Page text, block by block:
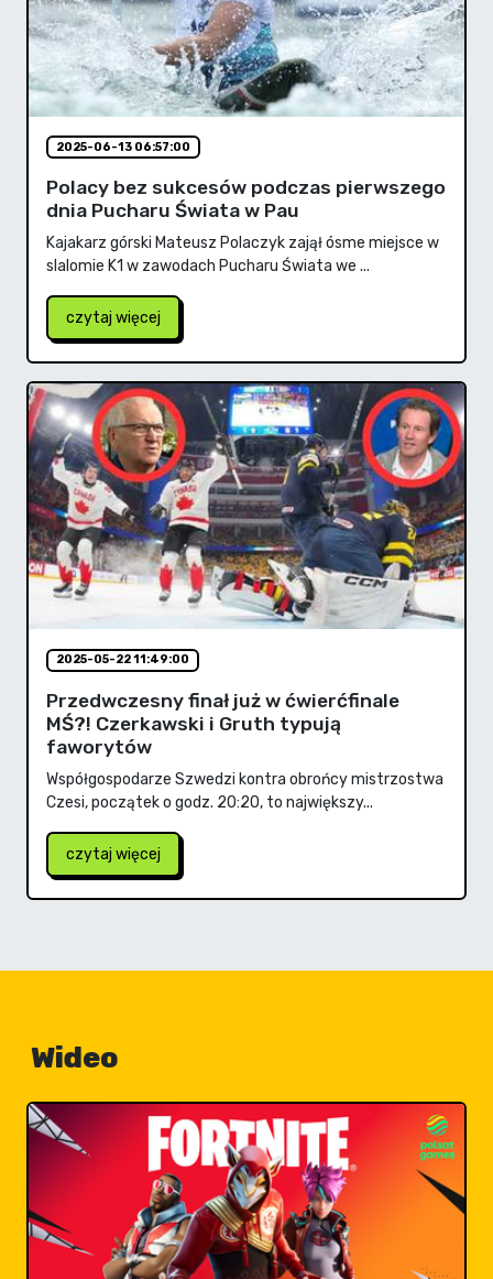
2025-06-13 06:57:00
Polacy bez sukcesów podczas pierwszego
dnia Pucharu Świata w Pau
Kajakarz górski Mateusz Polaczyk zajął ósme miejsce w
slalomie K1 w zawodach Pucharu Świata we ...
czytaj więcej
2025-05-22 11:49:00
Przedwczesny finał już w ćwierćfinale
MŚ?! Czerkawski i Gruth typują
faworytów
Współgospodarze Szwedzi kontra obrońcy mistrzostwa
Czesi, początek o godz. 20:20, to największy...
czytaj więcej
Wideo